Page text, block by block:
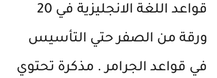
قواعد اللغة الانجليزية في 20
ورقة من الصفر حتي التأسيس
في قواعد الجرامر . مذكرة تحتوي